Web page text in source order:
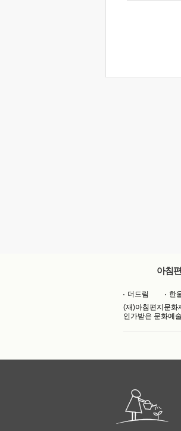
아침
더드림
한
(재)아침편지문화
인가받은 문화예